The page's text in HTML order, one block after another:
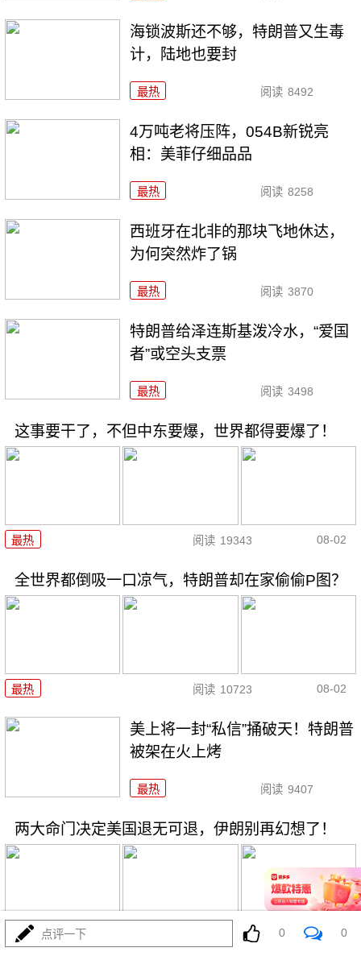
海锁波斯还不够，特朗普又生毒
计，陆地也要封
最热 阅读 8492
4万吨老将压阵，054B新锐亮
相：美菲仔细品品
最热 阅读 8258
西班牙在北非的那块飞地休达，
为何突然炸了锅
最热 阅读 3870
特朗普给泽连斯基泼冷水，“爱国
者”或空头支票
最热 阅读 3498
这事要干了，不但中东要爆，世界都得要爆了！
最热 阅读 19343 08-02
全世界都倒吸一口凉气，特朗普却在家偷偷P图？
最热 阅读 10723 08-02
美上将一封“私信”捅破天！特朗普
被架在火上烤
最热 阅读 9407
两大命门决定美国退无可退，伊朗别再幻想了！
最热 7014 08-02
点评一下 0 0